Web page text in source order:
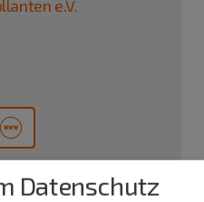
e.V.
Datenschutz